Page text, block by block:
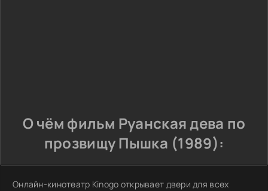
О чём фильм Руанская дева по
прозвищу Пышка (1989):
Онлайн-кинотеатр Kinogo открывает двери для всех